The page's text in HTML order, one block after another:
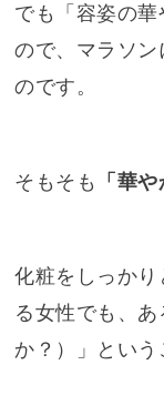
でも「容姿の
ので、マラソン
のです。
そもそも 「華
化粧をしっか
る女性でも、
か？）」という